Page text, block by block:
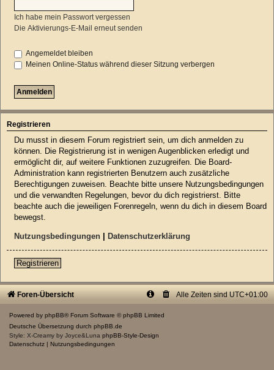
Ich habe mein Passwort vergessen
Die Aktivierungs-E-Mail erneut senden
Angemeldet bleiben
Meinen Online-Status während dieser Sitzung verbergen
Registrieren
Du musst in diesem Forum registriert sein, um dich anmelden zu
können. Die Registrierung ist in wenigen Augenblicken erledigt und
ermöglicht dir, auf weitere Funktionen zuzugreifen. Die Board-
Administration kann registrierten Benutzern auch zusätzliche
Berechtigungen zuweisen. Beachte bitte unsere Nutzungsbedingungen
und die verwandten Regelungen, bevor du dich registrierst. Bitte
beachte auch die jeweiligen Forenregeln, wenn du dich in diesem Board
bewegst.
Nutzungsbedingungen Datenschutzerklärung
Registrieren
Foren-Übersicht Alle Zeiten sind UTC+01:00
Powered by phpBB® Forum Software © phpBB Limited
Deutsche Übersetzung durch phpBB.de
Style: X-Creamy by Joyce&Luna phpBB-Style-Design
Datenschutz
Nutzungsbedingungen